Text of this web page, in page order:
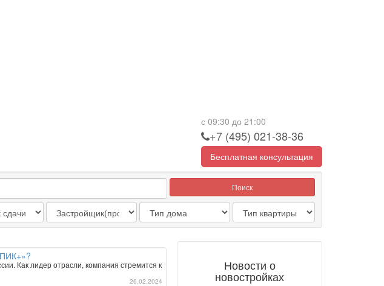
с 09:30 до 21:00
+7 (495) 021-38-36
Бесплатная консультация
Поиск
Как лидер отрасли, компания стремится к
26.02.2024
Новости о
новостройках